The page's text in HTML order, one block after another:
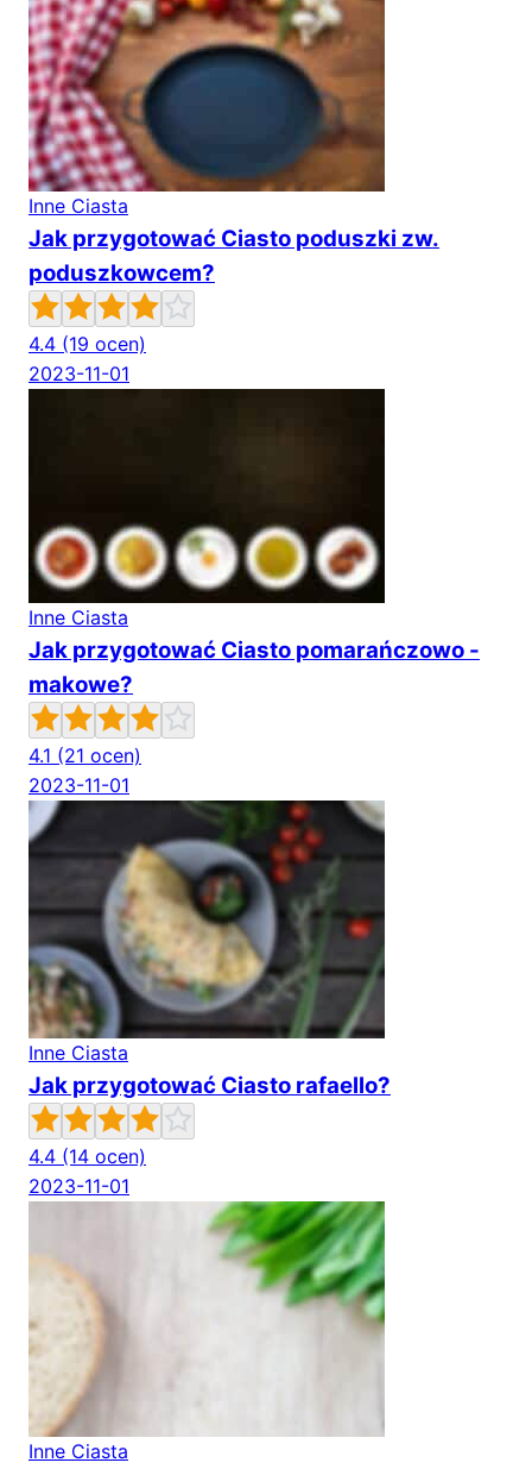
Inne Ciasta
Jak przygotować Ciasto poduszki zw.
poduszkowcem?
4.4 (19 ocen)
2023-11-01
Inne Ciasta
Jak przygotować Ciasto pomarańczowo -
makowe?
4.1 (21 ocen)
2023-11-01
Inne Ciasta
Jak przygotować Ciasto rafaello?
4.4 (14 ocen)
2023-11-01
Inne Ciasta